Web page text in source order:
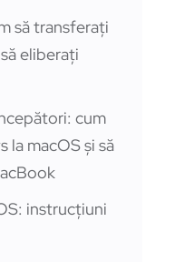
să transferați
eliberați
cum
la macOS și să
instrucțiuni